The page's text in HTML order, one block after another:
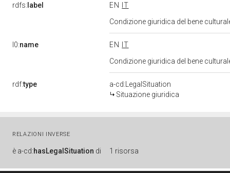
rdfs: label EN
IT
Condizione giuridica del bene
l0:name EN
IT
Condizione giuridica del bene
rdf:type
a-cd:LegalSituation
Situazione giuridica
RELAZIONI INVERSE
è a-cd:hasLegalSituation di 1 risorsa